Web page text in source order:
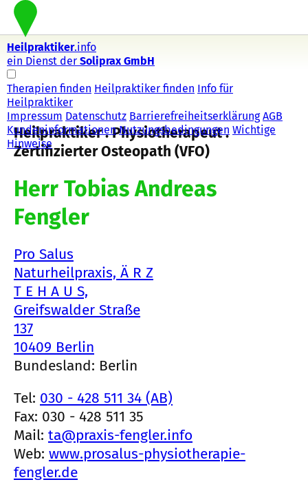
Heilpraktiker.info
ein Dienst der Soliprax GmbH
Therapien finden Heilpraktiker finden Info für
Heilpraktiker
Impressum Datenschutz Barrierefreiheitserklärung AGB
Kundeninformationen Nutzungsbedingungen Wichtige
Hinweise
Heilpraktiker . Physiotherapeut .
Zertifizierter Osteopath (VFO)
Herr Tobias Andreas
Fengler
Pro Salus
Naturheilpraxis, Ä R Z
T E H A U S,
Greifswalder Straße
137
10409 Berlin
Bundesland: Berlin
Tel: 030 - 428 511 34 (AB)
Fax: 030 - 428 511 35
Mail: ta@praxis-fengler.info
Web: www.prosalus-physiotherapie-
fengler.de